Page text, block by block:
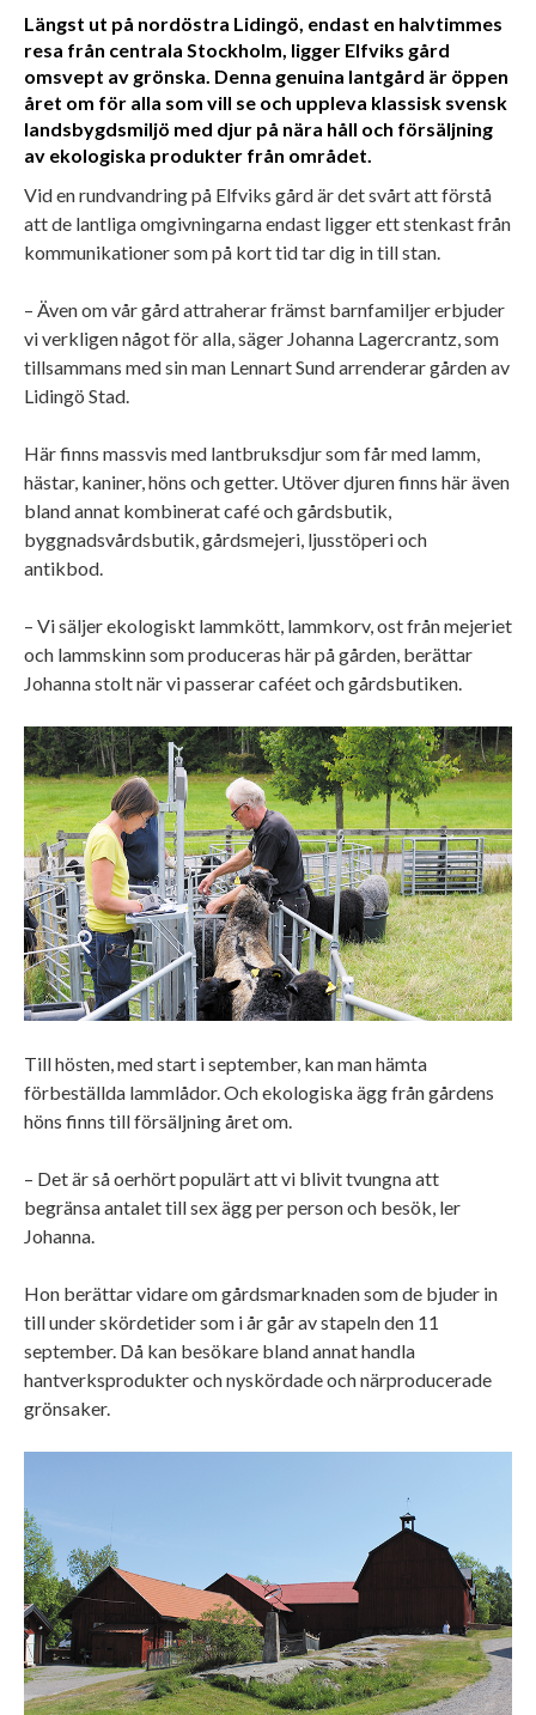
Längst ut på nordöstra Lidingö, endast en halvtimmes
resa från centrala Stockholm, ligger Elfviks gård
omsvept av grönska. Denna genuina lantgård är öppen
året om för alla som vill se och uppleva klassisk svensk
landsbygdsmiljö med djur på nära håll och försäljning
av ekologiska produkter från området.
Vid en rundvandring på Elfviks gård är det svårt att förstå
att de lantliga omgivningarna endast ligger ett stenkast från
kommunikationer som på kort tid tar dig in till stan.
– Även om vår gård attraherar främst barnfamiljer erbjuder
vi verkligen något för alla, säger Johanna Lagercrantz, som
tillsammans med sin man Lennart Sund arrenderar gården av
Lidingö Stad.
Här finns massvis med lantbruksdjur som får med lamm,
hästar, kaniner, höns och getter. Utöver djuren finns här även
bland annat kombinerat café och gårdsbutik,
byggnadsvårdsbutik, gårdsmejeri, ljusstöperi och
antikbod.
– Vi säljer ekologiskt lammkött, lammkorv, ost från mejeriet
och lammskinn som produceras här på gården, berättar
Johanna stolt när vi passerar caféet och gårdsbutiken.
Till hösten, med start i september, kan man hämta
förbeställda lammlådor. Och ekologiska ägg från gårdens
höns finns till försäljning året om.
– Det är så oerhört populärt att vi blivit tvungna att
begränsa antalet till sex ägg per person och besök, ler
Johanna.
Hon berättar vidare om gårdsmarknaden som de bjuder in
till under skördetider som i år går av stapeln den 11
september. Då kan besökare bland annat handla
hantverksprodukter och nyskördade och närproducerade
grönsaker.